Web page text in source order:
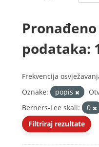
podataka:
Frekvencija
Oznake:
popis
Berners-Lee skali:
0
Filtriraj rezultate